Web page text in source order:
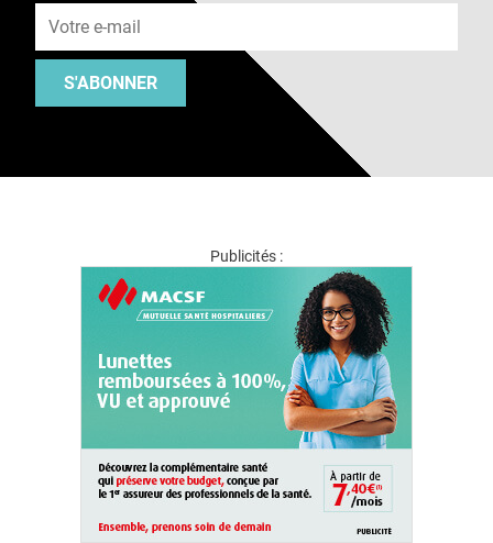
S'ABONNER
Publicités :